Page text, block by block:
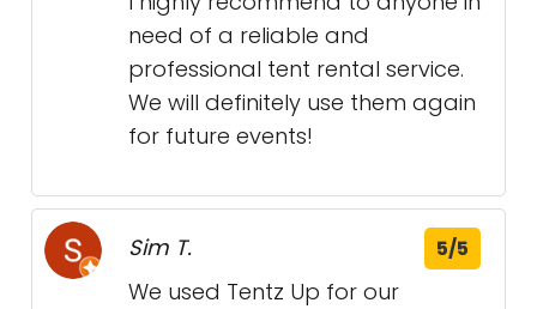
need of a reliable and
professional tent rental service.
We will definitely use them again
for future events!
Sim T. 5/5
We used Tentz Up for our